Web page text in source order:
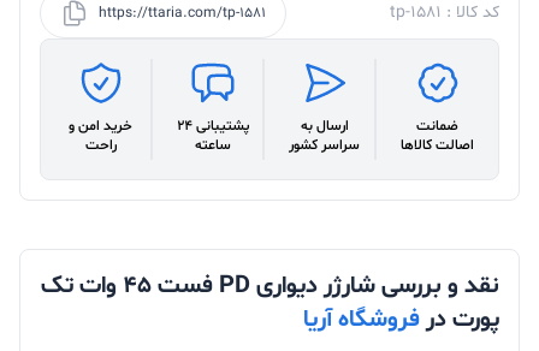
کد کالا : tp-1581 https://ttaria.com/tp-1581
ضمانت
اصالت کالاها
ارسال به
سراسر کشور
پشتیبانی 24
ساعته
خرید امن و
راحت
نقد و بررسی شارژر دیواری PD فست 45 وات تک
پورت درفروشگاه آریا